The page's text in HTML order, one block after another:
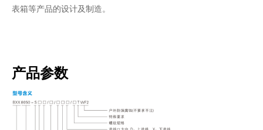
表箱等产品的设计及制造。
产品参数